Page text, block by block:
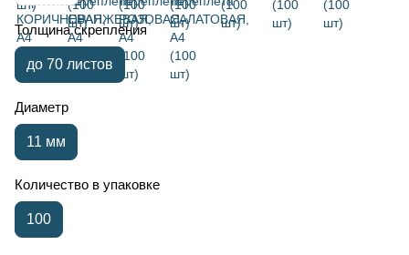
Толщина скрепления
до 70 листов
Диаметр
11 мм
Количество в упаковке
100